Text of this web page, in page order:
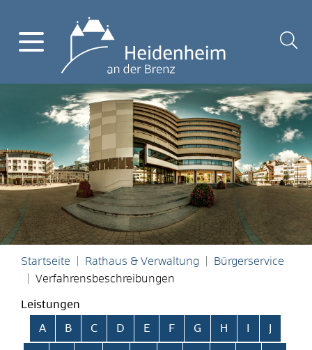
Startseite Rathaus & Verwaltung
Bürgerservice
Verfahrensbeschreibungen
Leistungen
Alphabetisches Register überspringen
A B C D E F G H